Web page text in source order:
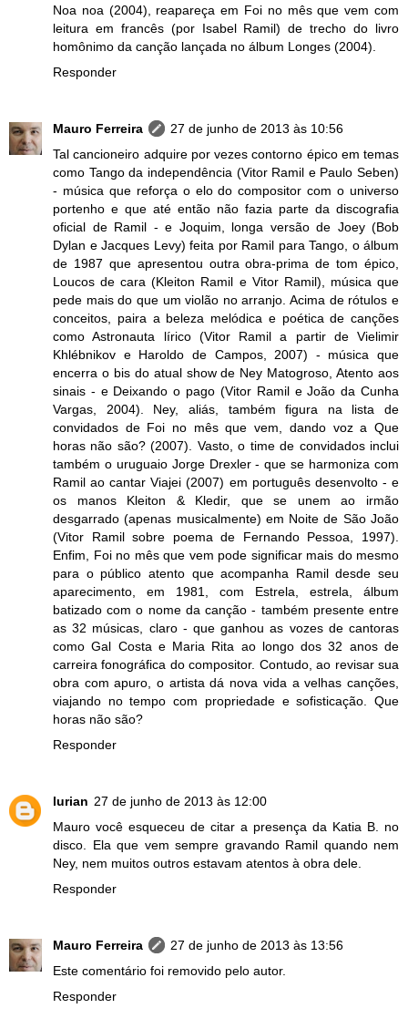
Noa noa (2004), reapareça em Foi no mês que vem com
leitura em francês (por Isabel Ramil) de trecho do livro
homônimo da canção lançada no álbum Longes (2004).
Responder
Mauro Ferreira
27 de junho de 2013 às 10:56
Tal cancioneiro adquire por vezes contorno épico em temas
como Tango da independência (Vitor Ramil e Paulo Seben)
- música que reforça o elo do compositor com o universo
portenho e que até então não fazia parte da discografia
oficial de Ramil - e Joquim, longa versão de Joey (Bob
Dylan e Jacques Levy) feita por Ramil para Tango, o álbum
de 1987 que apresentou outra obra-prima de tom épico,
Loucos de cara (Kleiton Ramil e Vitor Ramil), música que
pede mais do que um violão no arranjo. Acima de rótulos e
conceitos, paira a beleza melódica e poética de canções
como Astronauta lírico (Vitor Ramil a partir de Vielimir
Khlébnikov e Haroldo de Campos, 2007) - música que
encerra o bis do atual show de Ney Matogroso, Atento aos
sinais - e Deixando o pago (Vitor Ramil e João da Cunha
Vargas, 2004). Ney, aliás, também figura na lista de
convidados de Foi no mês que vem, dando voz a Que
horas não são? (2007). Vasto, o time de convidados inclui
também o uruguaio Jorge Drexler - que se harmoniza com
Ramil ao cantar Viajei (2007) em português desenvolto - e
os manos Kleiton & Kledir, que se unem ao irmão
desgarrado (apenas musicalmente) em Noite de São João
(Vitor Ramil sobre poema de Fernando Pessoa, 1997).
Enfim, Foi no mês que vem pode significar mais do mesmo
para o público atento que acompanha Ramil desde seu
aparecimento, em 1981, com Estrela, estrela, álbum
batizado com o nome da canção - também presente entre
as 32 músicas, claro - que ganhou as vozes de cantoras
como Gal Costa e Maria Rita ao longo dos 32 anos de
carreira fonográfica do compositor. Contudo, ao revisar sua
obra com apuro, o artista dá nova vida a velhas canções,
viajando no tempo com propriedade e sofisticação. Que
horas não são?
Responder
lurian 27 de junho de 2013 às 12:00
Mauro você esqueceu de citar a presença da Katia B. no
disco. Ela que vem sempre gravando Ramil quando nem
Ney, nem muitos outros estavam atentos à obra dele.
Responder
Mauro Ferreira
27 de junho de 2013 às 13:56
Este comentário foi removido pelo autor.
Responder